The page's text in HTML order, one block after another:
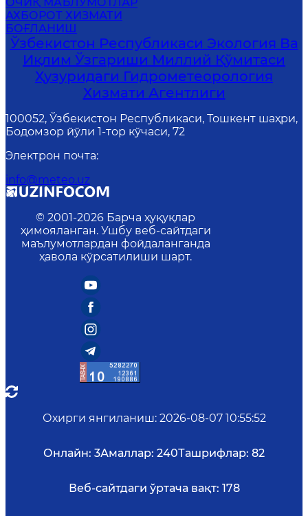
АХБОРОТ ХИЗМАТИ
БОҒЛАНИШ
Ўзбекистон Республикаси Экология Ва
Иқлим Ўзгариши Миллий Қўмитаси
Ҳузуридаги Гидрометеорология
Хизмати Агентлиги
100052, Ўзбекистон Республикаси, Тошкент шаҳри,
Бодомзор йўли 1-тор кўчаси, 72
Электрон почта:
info@meteo.uz
© 2001-2026 Барча ҳуқуқлар
ҳимояланган. Ушбу веб-сайтдаги
маълумотлардан фойдаланганда
ҳавола кўрсатилиши шарт.
Охирги янгиланиш: 2026-08-07 10:55:52
Онлайн: 3Амаллар: 240Ташрифлар: 82
Веб-сайтдаги ўртача вақт: 178